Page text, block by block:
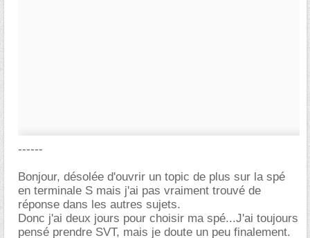
------
Bonjour, désolée d'ouvrir un topic de plus sur la spé
en terminale S mais j'ai pas vraiment trouvé de
réponse dans les autres sujets.
Donc j'ai deux jours pour choisir ma spé...J'ai toujours
pensé prendre SVT, mais je doute un peu finalement.